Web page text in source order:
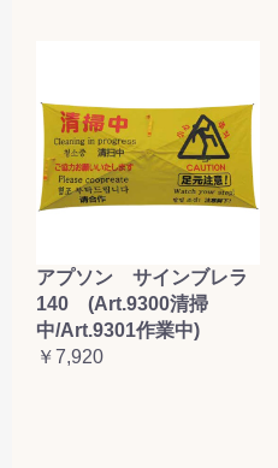
アプソン サインブレラ
140 (Art.9300清掃
中/Art.9301作業中)
￥7,920